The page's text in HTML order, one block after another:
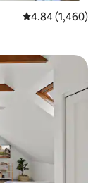
Ukadiriaji wa
4.84 (1,460)